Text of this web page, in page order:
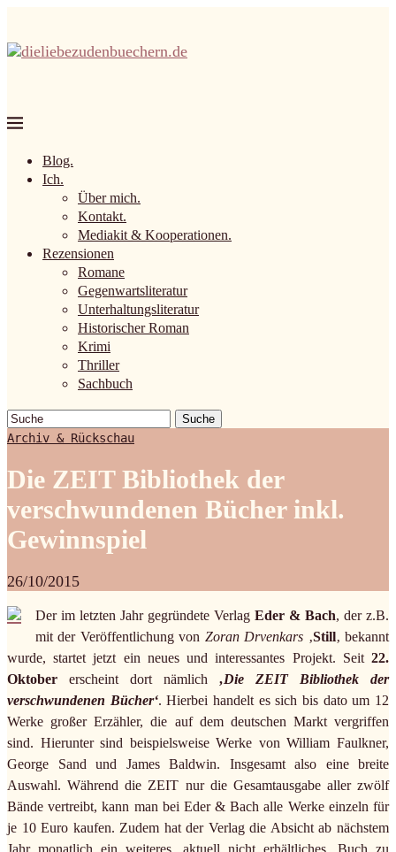
Blog.
Ich.
Über mich.
Kontakt.
Mediakit & Kooperationen.
Rezensionen
Romane
Gegenwartsliteratur
Unterhaltungsliteratur
Historischer Roman
Krimi
Thriller
Sachbuch
Suche
Archiv & Rückschau
Die ZEIT Bibliothek der
verschwundenen Bücher inkl.
Gewinnspiel
26/10/2015
Der im letzten Jahr gegründete Verlag Eder & Bach, der z.B.
mit der Veröffentlichung von Zoran Drvenkars ‚Still‚ bekannt
wurde, startet jetzt ein neues und interessantes Projekt. Seit 22.
Oktober erscheint dort nämlich ‚Die ZEIT Bibliothek der
verschwundenen Bücher‘. Hierbei handelt es sich bis dato um 12
Werke großer Erzähler, die auf dem deutschen Markt vergriffen
sind. Hierunter sind beispielsweise Werke von William Faulkner,
George Sand und James Baldwin. Insgesamt also eine breite
Auswahl. Während die ZEIT nur die Gesamtausgabe aller zwölf
Bände vertreibt, kann man bei Eder & Bach alle Werke einzeln für
je 10 Euro kaufen. Zudem hat der Verlag die Absicht ab nächstem